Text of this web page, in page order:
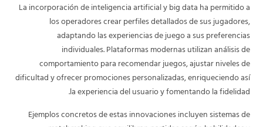
La incorporación de inteligencia artificial y big data ha permitido a
los operadores crear perfiles detallados de sus jugadores,
adaptando las experiencias de juego a sus preferencias
individuales. Plataformas modernas utilizan análisis de
comportamiento para recomendar juegos, ajustar niveles de
dificultad y ofrecer promociones personalizadas, enriqueciendo así
la experiencia del usuario y fomentando la fidelidad.
Ejemplos concretos de estas innovaciones incluyen sistemas de